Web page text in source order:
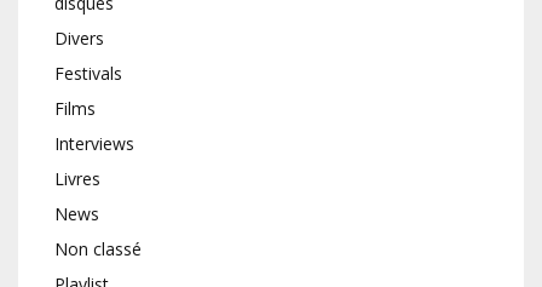
Divers
Festivals
Films
Interviews
Livres
News
Non classé